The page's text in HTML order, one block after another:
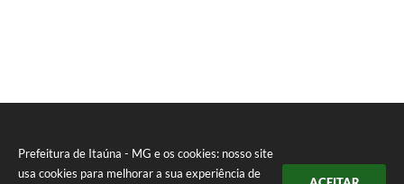
Prefeitura de Itaúna - MG e os cookies: nosso site
usa cookies para melhorar a sua experiência de